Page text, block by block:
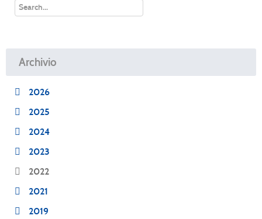
Archivio
2026
2025
2024
2023
2022
2021
2019